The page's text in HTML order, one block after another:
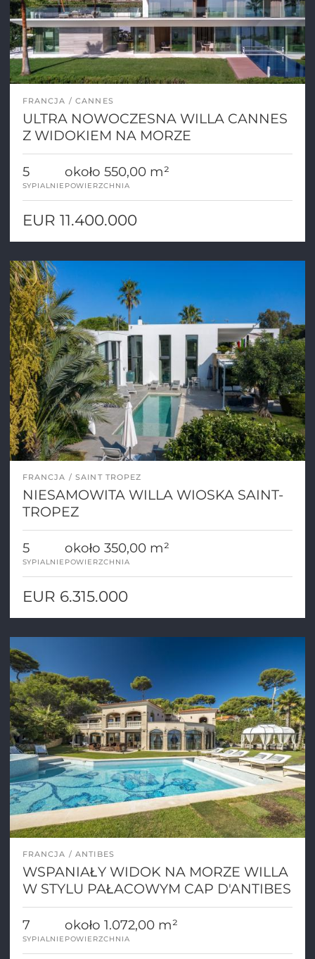
FRANCJA CANNES
ULTRA NOWOCZESNA WILLA CANNES
Z WIDOKIEM NA MORZE
5
SYPIALNIE
około 550,00 m²
POWIERZCHNIA
EUR 11.400.000
FRANCJA SAINT TROPEZ
NIESAMOWITA WILLA WIOSKA SAINT-
TROPEZ
5
SYPIALNIE
około 350,00 m²
POWIERZCHNIA
EUR 6.315.000
FRANCJA ANTIBES
WSPANIAŁY WIDOK NA MORZE WILLA
W STYLU PAŁACOWYM CAP D'ANTIBES
7
SYPIALNIE
około 1.072,00 m²
POWIERZCHNIA